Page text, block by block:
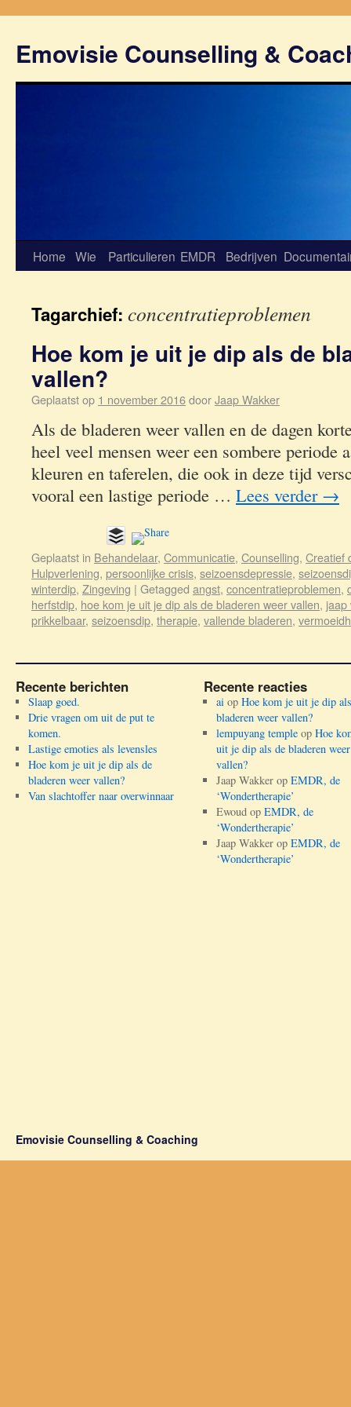
Emovisie Counselling &
Home Wie Particulieren EMDR Bedrijven
Tagarchief: concentratieproblemen
Hoe kom je uit je dip als de
vallen?
Geplaatst op 1 november 2016doorJaap Wakker
Als de bladeren weer vallen en de dagen
heel veel mensen weer een sombere periode
kleuren en taferelen, die ook in deze tijd
vooral een lastige periode … Lees verder →
Geplaatst in Behandelaar, Communicatie, Counselling, Creatief
Hulpverlening, persoonlijke crisis, seizoensdepressie,
winterdip, Zingeving | Getagged angst, concentratieproblemen,
herfstdip, hoe kom je uit je dip als de bladeren weer vallen, jaap
prikkelbaar, seizoensdip, therapie, vallende bladeren,
Recente berichten
Slaap goed.
Drie vragen om uit de put te
komen.
Lastige emoties als levensles
Hoe kom je uit je dip als de
bladeren weer vallen?
Van slachtoffer naar overwinnaar
Recente reacties
aiop Hoe kom je uit je dip
bladeren weer vallen?
lempuyang templeop Hoe
uit je dip als de bladeren weer
vallen?
Jaap Wakkerop EMDR, de
‘Wondertherapie’
Ewoudop EMDR, de
‘Wondertherapie’
Jaap Wakkerop EMDR, de
‘Wondertherapie’
Emovisie Counselling & Coaching